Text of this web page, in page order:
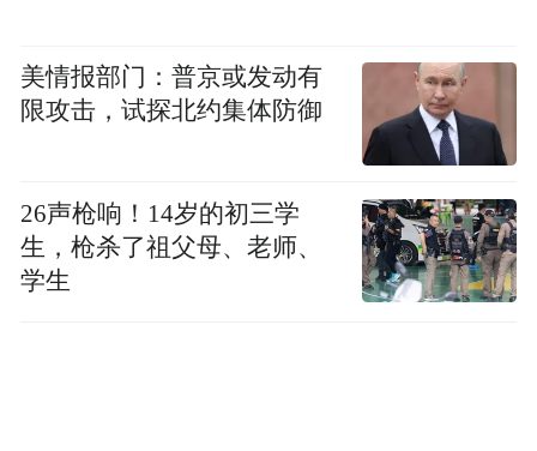
美情报部门：普京或发动有
限攻击，试探北约集体防御
26声枪响！14岁的初三学
生，枪杀了祖父母、老师、
学生